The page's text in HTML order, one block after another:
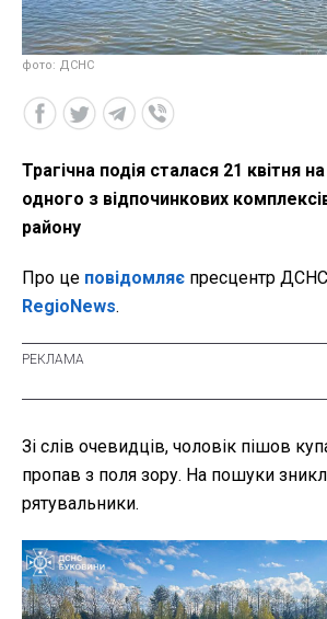
фото: ДСНС
Трагічна подія сталася 21 квітня на
одного з відпочинкових
району
Про це повідомляє пресцентр
RegioNews.
Зі слів очевидців, чоловік пішов
пропав з поля зору. На пошуки
рятувальники.